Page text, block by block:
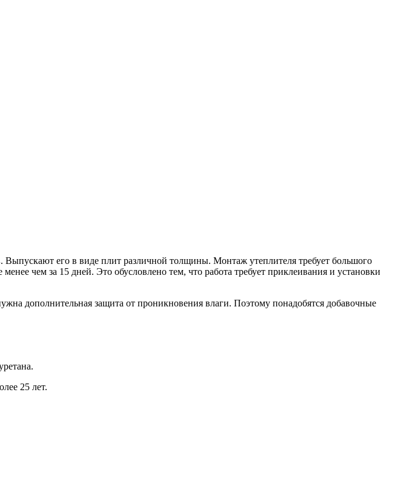
его в виде плит различной толщины. Монтаж утеплителя требует большого
чем за 15 дней. Это обусловлено тем, что работа требует приклеивания и установки
дополнительная защита от проникновения влаги. Поэтому понадобятся добавочные
25 лет.